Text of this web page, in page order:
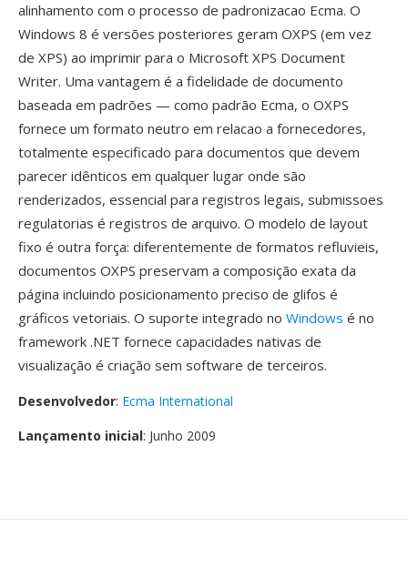
alinhamento com o processo de padronizacao Ecma. O
Windows 8 é versões posteriores geram OXPS (em vez
de XPS) ao imprimir para o Microsoft XPS Document
Writer. Uma vantagem é a fidelidade de documento
baseada em padrões — como padrão Ecma, o OXPS
fornece um formato neutro em relacao a fornecedores,
totalmente especificado para documentos que devem
parecer idênticos em qualquer lugar onde são
renderizados, essencial para registros legais, submissoes
regulatorias é registros de arquivo. O modelo de layout
fixo é outra força: diferentemente de formatos refluvieis,
documentos OXPS preservam a composição exata da
página incluindo posicionamento preciso de glifos é
gráficos vetoriais. O suporte integrado no Windows é no
framework .NET fornece capacidades nativas de
visualização é criação sem software de terceiros.
Desenvolvedor: Ecma International
Lançamento inicial: Junho 2009